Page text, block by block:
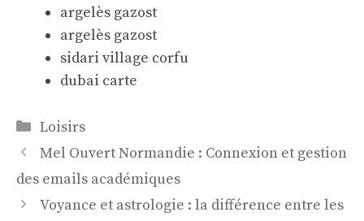
argelès gazost
argelès gazost
sidari village corfu
dubai carte
Catégories
Loisirs
Mel Ouvert Normandie : Connexion et gestion
des emails académiques
Voyance et astrologie : la différence entre les